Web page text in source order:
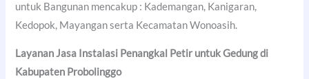
untuk Bangunan mencakup : Kademangan, Kanigaran,
Kedopok, Mayangan serta Kecamatan Wonoasih.
Layanan Jasa Instalasi Penangkal Petir untuk Gedung di
Kabupaten Probolinggo